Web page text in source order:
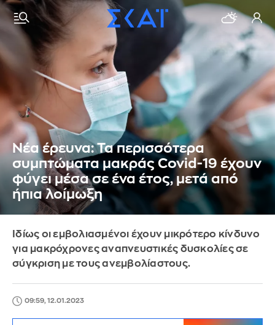
Νέα έρευνα: Τα περισσότερα
συμπτώματα μακράς Covid-19 έχουν
φύγει μέσα σε ένα έτος, μετά από
ήπια λοίμωξη
Ιδίως οι εμβολιασμένοι έχουν μικρότερο κίνδυνο
για μακρόχρονες αναπνευστικές δυσκολίες σε
σύγκριση με τους ανεμβολίαστους.
09:59, 12.01.2023